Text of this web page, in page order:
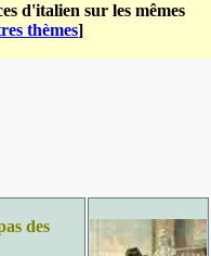
d'italien sur les mêmes
thèmes]
des